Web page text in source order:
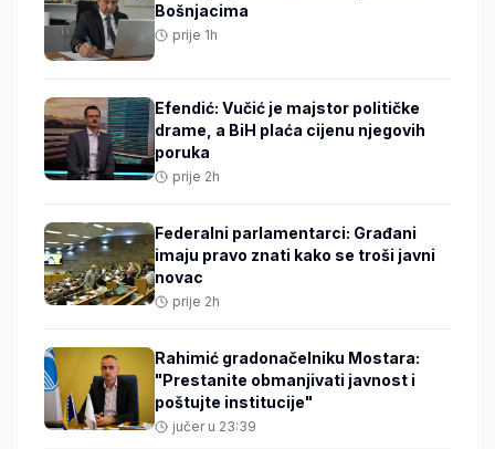
Bošnjacima
prije 1h
Efendić: Vučić je majstor političke
drame, a BiH plaća cijenu njegovih
poruka
prije 2h
Federalni parlamentarci: Građani
imaju pravo znati kako se troši javni
novac
prije 2h
Rahimić gradonačelniku Mostara:
"Prestanite obmanjivati javnost i
poštujte institucije"
jučer u 23:39